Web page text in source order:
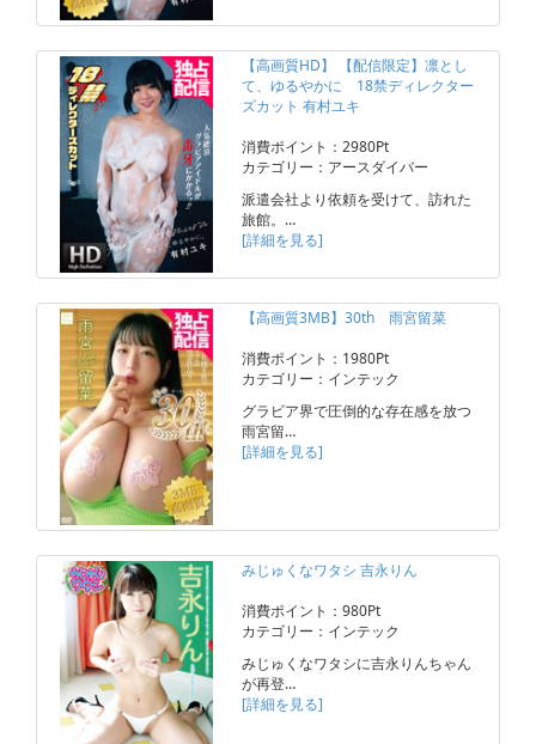
【高画質HD】 【配信限定】凛とし
て、ゆるやかに 18禁ディレクター
ズカット 有村ユキ
消費ポイント：2980Pt
カテゴリー：アースダイバー
派遣会社より依頼を受けて、訪れた
旅館。…
[詳細を見る]
【高画質3MB】30th 雨宮留菜
消費ポイント：1980Pt
カテゴリー：インテック
グラビア界で圧倒的な存在感を放つ
雨宮留…
[詳細を見る]
みじゅくなワタシ 吉永りん
消費ポイント：980Pt
カテゴリー：インテック
みじゅくなワタシに吉永りんちゃん
が再登…
[詳細を見る]